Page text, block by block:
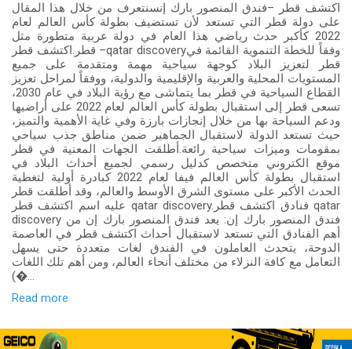
اكتشف قطر –فندق المنصور بارك إنسنتعرف من خلال هذا المقال
على دولة قطر التي تستعد لأن تستضيف بطولة كأس العالم لعام
2022 كأكبر حدث رياضي هذا العام في دولة عربية متطورة مثل
قطر.اكتشف قطر –qatar discoveryوفقاً للخطة التنموية القائمة في
قطر لتعزيز البلاد كوجهة سياحية مهمة ومتقدمة على جميع
المستويات المحلية والعربية والإقليمية والدولية، ووفقاً لمراحل تعزيز
القطاع السياحية في قطر بما يتماشى مع رؤية البلاد في عام 2030،
تسعى قطر إلى استقبال بطولة كأس العالم لعام 2022 على أراضيها
ودعم السياحة بها من خلال إنجازات بارزة وفي غاية الأهمية والتميز،
حيث تستعد الدولة لاستقبال الجماهير ضمن مناطق جذب سياحي
بمقومات وميزات سياحية رائعة.أطلقت الجهات المعنية في قطر
موقع الكتروني متخصص كدليل رسمي لجميع أحداث البلاد في
استقبال بطولة كأس العالم فيفا لعام 2022 كبادرة أولية لتغطية
الحدث الأكبر على مستوى الشرق الأوسط والعالم، وقد أطلقت قطر
عليه اسم اكتشف قطر qatar discovery.فنادق اكتشف قطر qatar
discovery فندق المنصور بارك إن: يعد فندق المنصور بارك إن من
أهم الفنادق التي تستعد لاستقبال أحداث اكتشف قطر في العاصمة
الدوحة، يتحدث العاملون في الفندق لغات متعددة حتى يسهل
التعامل مع كافة النزلاء من مختلف أنحاء العالم، ومن أهم تلك اللغات
(�...
Read more